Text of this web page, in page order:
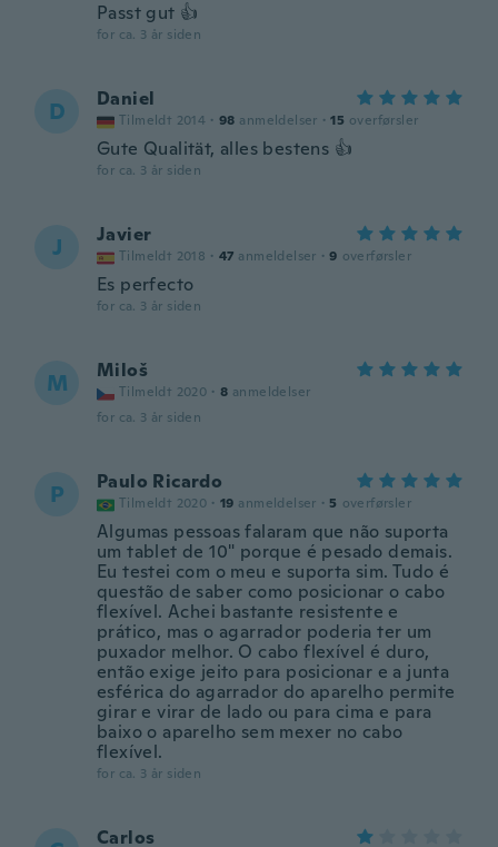
Passt gut 👍
for ca. 3 år siden
D Daniel
Tilmeldt 2014 · 98 anmeldelser · 15 overførsler
Gute Qualität, alles bestens 👍
for ca. 3 år siden
J Javier
Tilmeldt 2018 · 47 anmeldelser · 9 overførsler
Es perfecto
for ca. 3 år siden
M Miloš
Tilmeldt 2020 · 8 anmeldelser
for ca. 3 år siden
P Paulo Ricardo
Tilmeldt 2020 · 19 anmeldelser · 5 overførsler
Algumas pessoas falaram que não suporta
um tablet de 10" porque é pesado demais.
Eu testei com o meu e suporta sim. Tudo é
questão de saber como posicionar o cabo
flexível. Achei bastante resistente e
prático, mas o agarrador poderia ter um
puxador melhor. O cabo flexível é duro,
então exige jeito para posicionar e a junta
esférica do agarrador do aparelho permite
girar e virar de lado ou para cima e para
baixo o aparelho sem mexer no cabo
flexível.
for ca. 3 år siden
Carlos